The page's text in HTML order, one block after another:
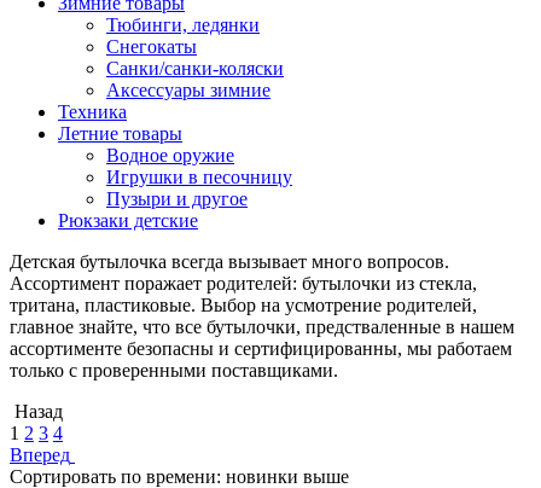
Тюбинги, ледянки
Снегокаты
Санки/санки-коляски
Аксессуары зимние
Техника
Летние товары
Водное оружие
Игрушки в песочницу
Пузыри и другое
Рюкзаки детские
Детская бутылочка всегда вызывает много вопросов.
Ассортимент поражает родителей: бутылочки из стекла,
тритана, пластиковые. Выбор на усмотрение родителей,
главное знайте, что все бутылочки, предстваленные в нашем
ассортименте безопасны и сертифицированны, мы работаем
только с проверенными поставщиками.
Назад
1 2 3 4
Вперед
Сортировать по времени: новинки выше